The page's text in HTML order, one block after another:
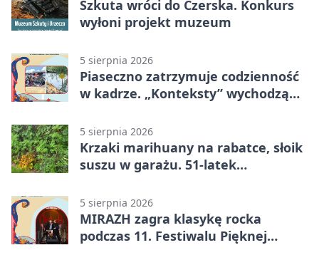
Szkuta wróci do Czerska. Konkurs
wyłoni projekt muzeum
5 sierpnia 2026
Piaseczno zatrzymuje codzienność
w kadrze. „Konteksty” wychodzą
5 sierpnia 2026
Krzaki marihuany na rabatce, słoik
suszu w garażu. 51-latek
5 sierpnia 2026
MIRAZH zagra klasykę rocka
podczas 11. Festiwalu Pięknej